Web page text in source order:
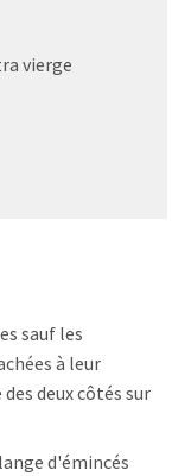
vierge
sauf les
à leur
deux côtés sur
d'émincés